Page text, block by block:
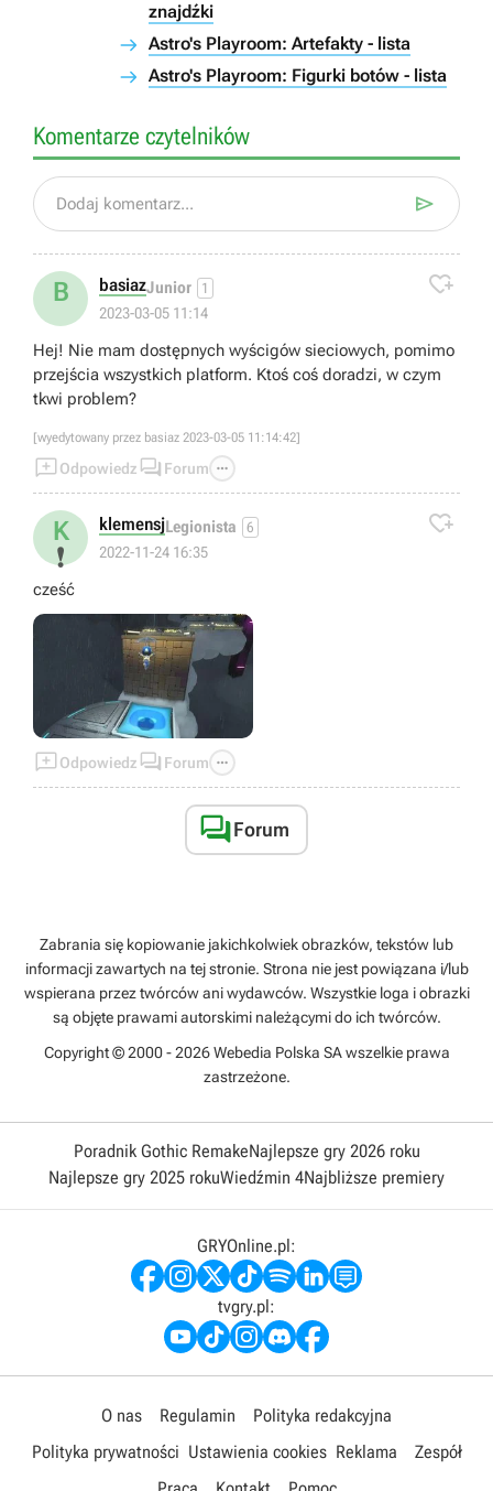
znajdźki
Astro's Playroom: Artefakty - lista
Astro's Playroom: Figurki botów - lista
Komentarze czytelników
Dodaj komentarz... 
B basiazJunior 1
2023-03-05 11:14

Hej! Nie mam dostępnych wyścigów sieciowych, pomimo
przejścia wszystkich platform. Ktoś coś doradzi, w czym
tkwi problem?
[wyedytowany przez basiaz 2023-03-05 11:14:42]
Odpowiedz  Forum 
K
❗
klemensjLegionista 6
2022-11-24 16:35

cześć
Odpowiedz  Forum 
Forum
Zabrania się kopiowanie jakichkolwiek obrazków, tekstów lub
informacji zawartych na tej stronie. Strona nie jest powiązana i/lub
wspierana przez twórców ani wydawców. Wszystkie loga i obrazki
są objęte prawami autorskimi należącymi do ich twórców.
Copyright © 2000 - 2026 Webedia Polska SA wszelkie prawa
zastrzeżone.
Poradnik Gothic RemakeNajlepsze gry 2026 roku
Najlepsze gry 2025 rokuWiedźmin 4Najbliższe premiery
GRYOnline.pl:
tvgry.pl:
O nas Regulamin
Polityka redakcyjna
Polityka prywatności Ustawienia cookies Reklama
Zespół